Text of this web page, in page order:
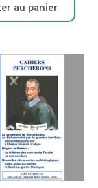
au panier